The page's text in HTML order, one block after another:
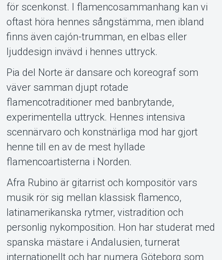
för scenkonst. I flamencosammanhang kan vi
oftast höra hennes sångstämma, men ibland
finns även cajón-trumman, en elbas eller
ljuddesign invävd i hennes uttryck.
Pia del Norte är dansare och koreograf som
väver samman djupt rotade
flamencotraditioner med banbrytande,
experimentella uttryck. Hennes intensiva
scennärvaro och konstnärliga mod har gjort
henne till en av de mest hyllade
flamencoartisterna i Norden.
Afra Rubino är gitarrist och kompositör vars
musik rör sig mellan klassisk flamenco,
latinamerikanska rytmer, vistradition och
personlig nykomposition. Hon har studerat med
spanska mästare i Andalusien, turnerat
internationellt och har numera Göteborg som